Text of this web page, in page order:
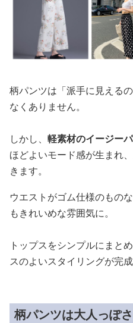
柄パンツは「派手に見える
なくありません。
しかし、 軽素材のイージー
ほどよいモード感が生まれ
きます。
ウエストがゴム仕様のもの
もきれいめな雰囲気に。
トップスをシンプルにまと
スのよいスタイリングが完成
柄パンツは大人っぽ